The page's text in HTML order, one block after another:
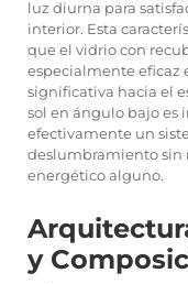
luz diurna para
interior. Esta
que el vidrio con
especialmente eficaz
significativa hacia el
sol en ángulo bajo es
efectivamente un
deslumbramiento sin
energético alguno.
y